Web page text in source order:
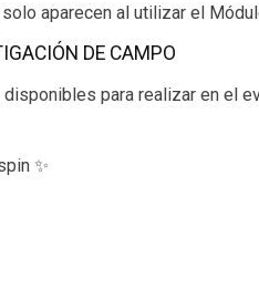
aparecen al utilizar el
DE CAMPO
para realizar en el
✨